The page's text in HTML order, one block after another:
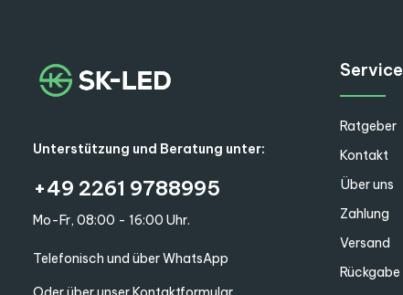
Unterstützung und Beratung unter:
+49 2261 9788995
Mo-Fr, 08:00 - 16:00 Uhr.
Telefonisch und über WhatsApp
Service
Ratgeber
Kontakt
Über uns
Zahlung
Versand
Rückgabe